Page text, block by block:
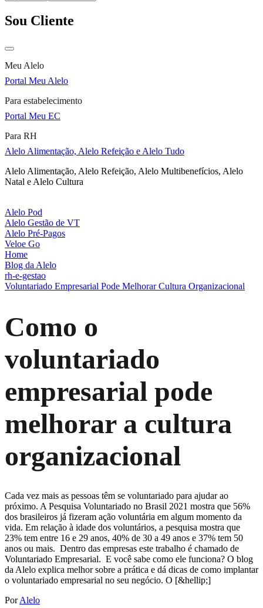
Sou Cliente
Meu Alelo
Portal Meu Alelo
Para estabelecimento
Portal Meu EC
Para RH
Alelo Alimentação, Alelo Refeição e Alelo Tudo
Alelo Alimentação, Alelo Refeição, Alelo Multibenefícios, Alelo
Natal e Alelo Cultura
Alelo Pod
Alelo Gestão de VT
Alelo Pré-Pagos
Veloe Go
Home
Blog da Alelo
rh-e-gestao
Voluntariado Empresarial Pode Melhorar Cultura Organizacional
Como o
voluntariado
empresarial pode
melhorar a cultura
organizacional
Cada vez mais as pessoas têm se voluntariado para ajudar ao
próximo. A Pesquisa Voluntariado no Brasil 2021 mostra que 56%
dos brasileiros já fizeram ação voluntária em algum momento da
vida. Em relação à idade dos voluntários, a pesquisa mostra que
23% tem entre 16 e 29 anos, 40% de 30 a 49 anos e 37% tem 50
anos ou mais. Dentro das empresas este trabalho é chamado de
Voluntariado Empresarial. E você sabe como ele funciona? O blog
da Alelo explica melhor sobre a prática e dá dicas de como implantar
o voluntariado empresarial no seu negócio. O [&hellip;]
PorAlelo